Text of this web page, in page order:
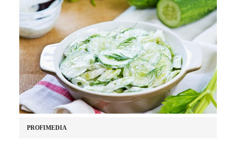
PROFIMEDIA